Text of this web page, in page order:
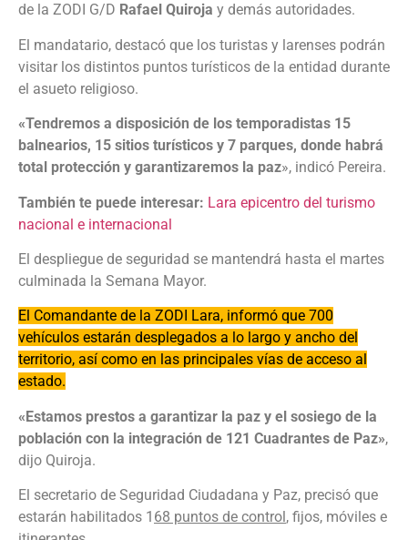
de la ZODI G/D Rafael Quiroja y demás autoridades.
El mandatario, destacó que los turistas y larenses podrán
visitar los distintos puntos turísticos de la entidad durante
el asueto religioso.
«Tendremos a disposición de los temporadistas 15
balnearios, 15 sitios turísticos y 7 parques, donde habrá
total protección y garantizaremos la paz», indicó Pereira.
También te puede interesar: Lara epicentro del turismo
nacional e internacional
El despliegue de seguridad se mantendrá hasta el martes
culminada la Semana Mayor.
El Comandante de la ZODI Lara, informó que 700
vehículos estarán desplegados a lo largo y ancho del
territorio, así como en las principales vías de acceso al
estado.
«Estamos prestos a garantizar la paz y el sosiego de la
población con la integración de 121 Cuadrantes de Paz»,
dijo Quiroja.
El secretario de Seguridad Ciudadana y Paz, precisó que
estarán habilitados 1 68 puntos de control, fijos, móviles e